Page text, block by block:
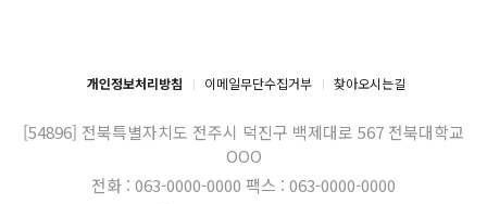
개인정보처리방침 이메일무단수집거부 찾아오시는길
[54896] 전북특별자치도 전주시 덕진구 백제대로 567 전북대학교
OOO
전화 : 063-0000-0000 팩스 : 063-0000-0000